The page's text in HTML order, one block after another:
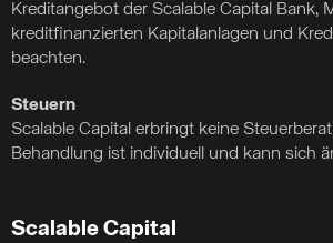
Kreditangebot der Scalable Capital Bank,
kreditfinanzierten Kapitalanlagen und
beachten.
Steuern
Scalable Capital erbringt keine
Behandlung ist individuell und kann sich
Scalable Capital